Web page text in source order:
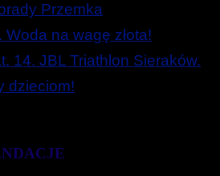
Przemka
na wagę złota!
14. JBL Triathlon Sieraków.
dzieciom!